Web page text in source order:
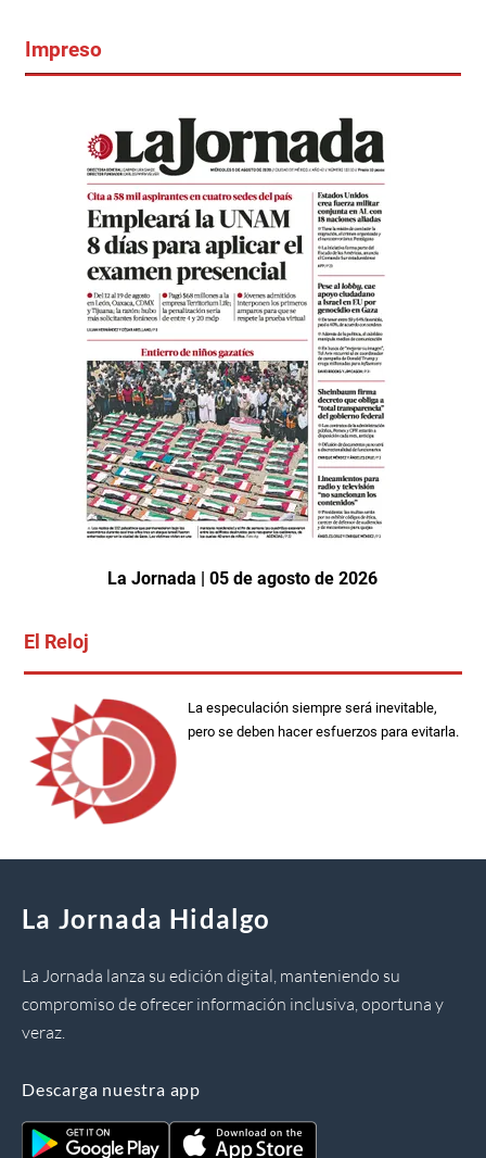
Impreso
La Jornada | 05 de agosto de 2026
El Reloj
La especulación siempre será inevitable,
pero se deben hacer esfuerzos para evitarla.
La Jornada Hidalgo
La Jornada lanza su edición digital, manteniendo su
compromiso de ofrecer información inclusiva, oportuna y
veraz.
Descarga nuestra app